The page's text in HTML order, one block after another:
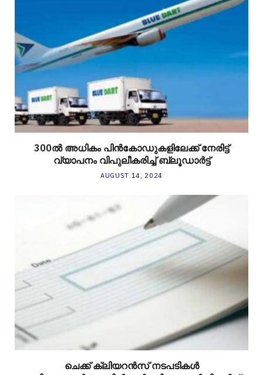
300ല്‍ അധികം പിന്‍കോഡുകളിലേക്ക് നേരിട്ട്
വ്യാപനം വിപുലീകരിച്ച് ബ്ലൂഡാര്‍ട്ട്
AUGUST 14, 2024
ചെക്ക് ക്ലിയറന്‍സ് നടപടികള്‍